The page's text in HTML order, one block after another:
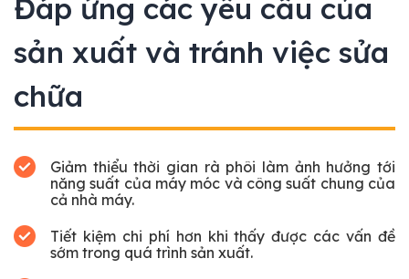
Đáp ứng các yêu cầu của
sản xuất và tránh việc sửa
chữa
Giảm thiểu thời gian rà phôi làm ảnh hưởng tới
năng suất của máy móc và công suất chung của
cả nhà máy.
Tiết kiệm chi phí hơn khi thấy được các vấn đề
sớm trong quá trình sản xuất.